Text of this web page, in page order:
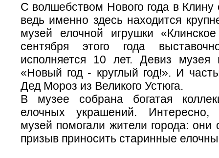
С волшебством Нового года в Клину
ведь именно здесь находится
музей елочной игрушки
сентября этого года
исполняется 10 лет. Девиз
«Новый год - круглый год!». И
Дед Мороз из Великого Устюга.
В музее собрана богатая
елочных украшений. Интересно,
музей помогали жители города: они
призыв приносить старинные